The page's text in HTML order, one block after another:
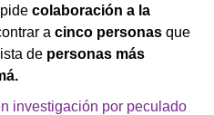
pide colaboración a la
a cinco personas que
de personas más
investigación por peculado